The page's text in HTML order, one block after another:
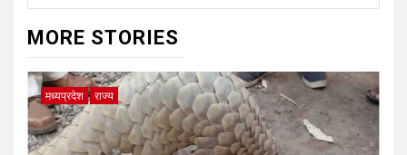
MORE STORIES
मध्यप्रदेश राज्य